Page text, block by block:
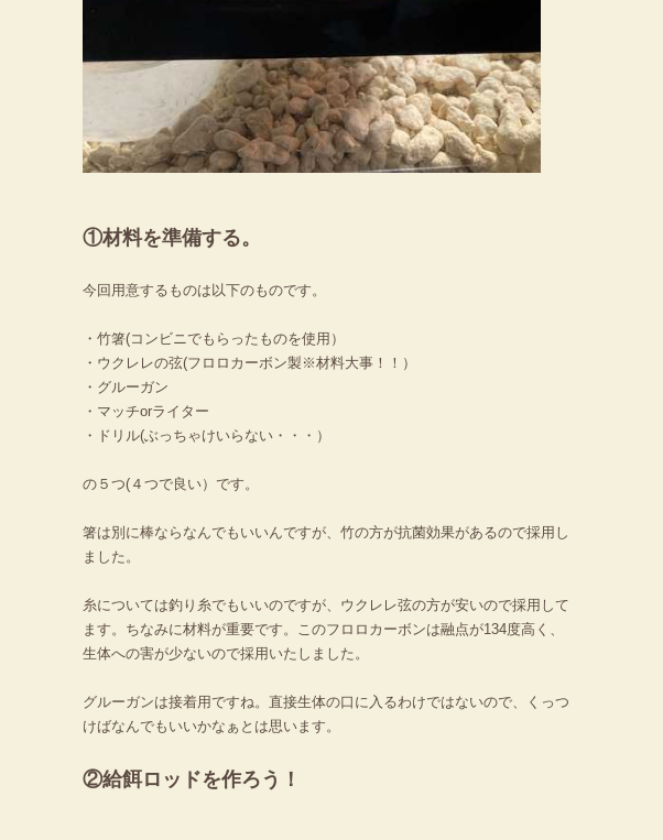
①材料を準備する。
今回用意するものは以下のものです。
・竹箸(コンビニでもらったものを使用）
・ウクレレの弦(フロロカーボン製※材料大事！！）
・グルーガン
・マッチorライター
・ドリル(ぶっちゃけいらない・・・）
の５つ(４つで良い）です。
箸は別に棒ならなんでもいいんですが、竹の方が抗菌効果があるので採用し
ました。
糸については釣り糸でもいいのですが、ウクレレ弦の方が安いので採用して
ます。ちなみに材料が重要です。このフロロカーボンは融点が134度高く、
生体への害が少ないので採用いたしました。
グルーガンは接着用ですね。直接生体の口に入るわけではないので、くっつ
けばなんでもいいかなぁとは思います。
②給餌ロッドを作ろう！